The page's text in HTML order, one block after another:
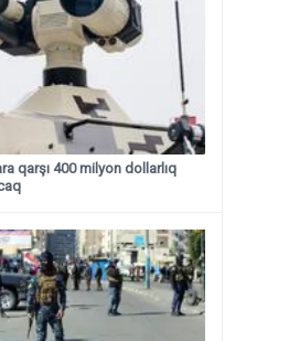
qarşı 400 milyon dollarlıq